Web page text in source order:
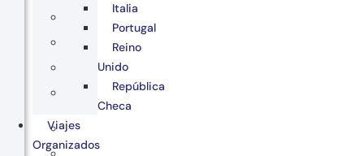
Italia
Portugal
Reino
Unido
República
Checa
Viajes
Organizados